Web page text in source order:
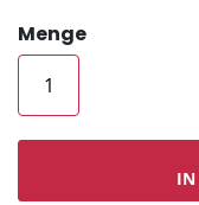
Menge
IN